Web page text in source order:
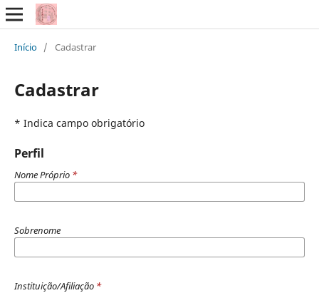
Início / Cadastrar
Cadastrar
* Indica campo obrigatório
Perfil
Nome Próprio *
Sobrenome
Instituição/Afiliação *